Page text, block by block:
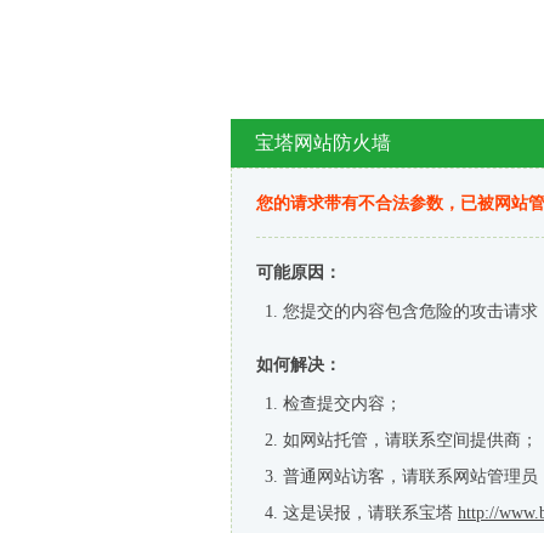
宝塔网站防火墙
您的请求带有不合法参数，已被网站
可能原因：
您提交的内容包含危险的攻击请求
如何解决：
检查提交内容；
如网站托管，请联系空间提供商；
普通网站访客，请联系网站管理员
这是误报，请联系宝塔 http://